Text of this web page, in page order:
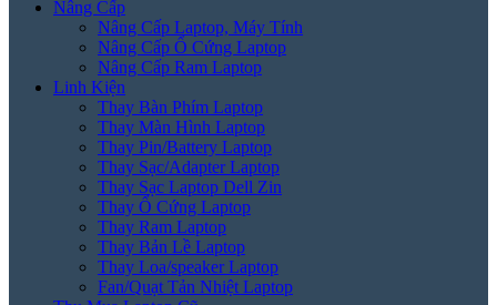
Nâng Cấp
Nâng Cấp Laptop, Máy Tính
Nâng Cấp Ổ Cứng Laptop
Nâng Cấp Ram Laptop
Linh Kiện
Thay Bàn Phím Laptop
Thay Màn Hình Laptop
Thay Pin/Battery Laptop
Thay Sạc/Adapter Laptop
Thay Sạc Laptop Dell Zin
Thay Ổ Cứng Laptop
Thay Ram Laptop
Thay Bản Lề Laptop
Thay Loa/speaker Laptop
Fan/Quạt Tản Nhiệt Laptop